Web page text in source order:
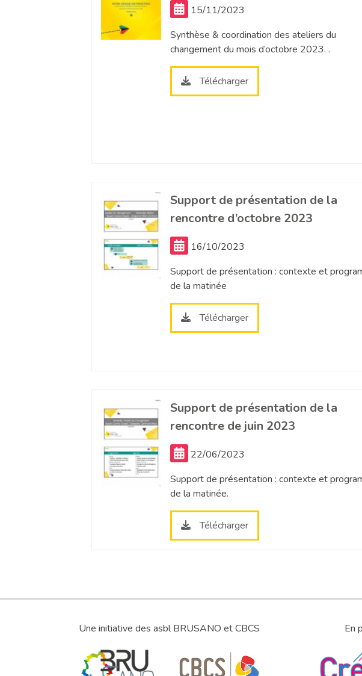
15/11/2023
Synthèse & coordination des ateliers du
changement du mois d’octobre 2023. .
Télécharger
Support de présentation de la
rencontre d’octobre 2023
16/10/2023
Support de présentation : contexte et
de la matinée
Télécharger
Support de présentation de la
rencontre de juin 2023
22/06/2023
Support de présentation : contexte et
de la matinée.
Télécharger
Une initiative des asbl BRUSANO et CBCS En